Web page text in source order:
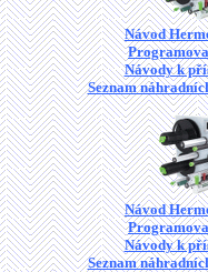
Návod
Návody k
Seznam
Návod
Návody k
Seznam